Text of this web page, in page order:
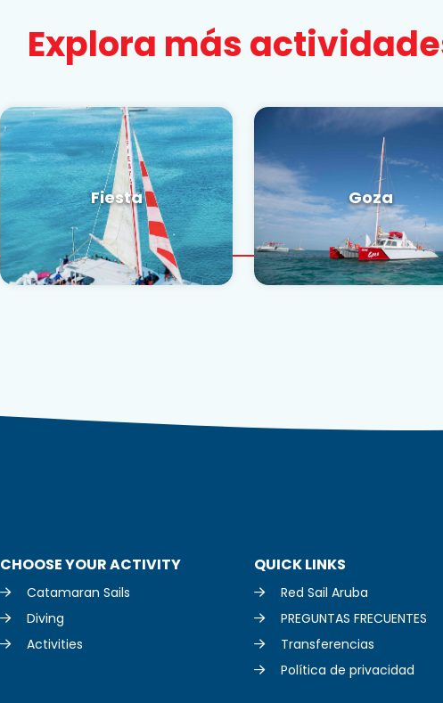
Explora más
Fiesta Goza
CHOOSE YOUR ACTIVITY
Catamaran Sails
Diving
Activities
QUICK LINKS
Red Sail Aruba
PREGUNTAS FRECUENTES
Transferencias
Política de privacidad